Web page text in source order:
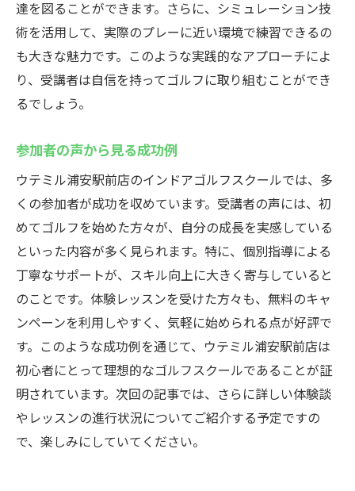
達を図ることができます。さらに、シミュレーション技
術を活用して、実際のプレーに近い環境で練習できるの
も大きな魅力です。このような実践的なアプローチによ
り、受講者は自信を持ってゴルフに取り組むことができ
るでしょう。
参加者の声から見る成功例
ウテミル浦安駅前店のインドアゴルフスクールでは、多
くの参加者が成功を収めています。受講者の声には、初
めてゴルフを始めた方々が、自分の成長を実感している
といった内容が多く見られます。特に、個別指導による
丁寧なサポートが、スキル向上に大きく寄与していると
のことです。体験レッスンを受けた方々も、無料のキャ
ンペーンを利用しやすく、気軽に始められる点が好評で
す。このような成功例を通じて、ウテミル浦安駅前店は
初心者にとって理想的なゴルフスクールであることが証
明されています。次回の記事では、さらに詳しい体験談
やレッスンの進行状況についてご紹介する予定ですの
で、楽しみにしていてください。